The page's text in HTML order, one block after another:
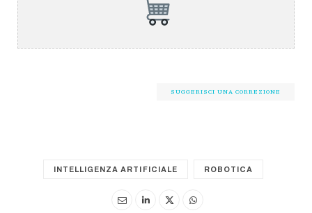
SUGGERISCI UNA CORREZIONE
INTELLIGENZA ARTIFICIALE ROBOTICA